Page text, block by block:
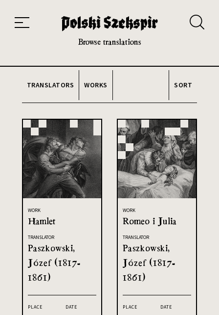
20th and 21st century module
Browse translations
TRANSLATORS WORKS SORT
WORK
Hamlet
TRANSLATOR
Paszkowski,
Józef (1817-
1861)
PLACE
DATE
WORK
Romeo i Julia
TRANSLATOR
Paszkowski,
Józef (1817-
1861)
PLACE
DATE